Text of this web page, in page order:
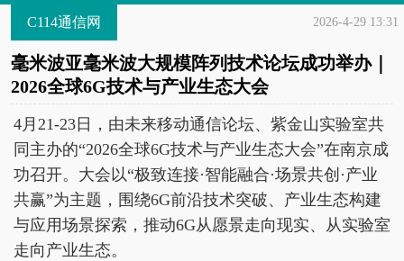
C114通信网 2026-4-29 13:31
毫米波亚毫米波大规模阵列技术论坛成功举办｜
2026全球6G技术与产业生态大会
4月21-23日，由未来移动通信论坛、紫金山实验室共
同主办的“2026全球6G技术与产业生态大会”在南京成
功召开。大会以“极致连接·智能融合·场景共创·产业
共赢”为主题，围绕6G前沿技术突破、产业生态构建
与应用场景探索，推动6G从愿景走向现实、从实验室
走向产业生态。